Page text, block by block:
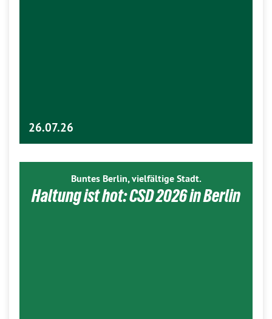
26.07.26
Buntes Berlin, vielfältige Stadt.
Haltung ist hot: CSD 2026 in Berlin